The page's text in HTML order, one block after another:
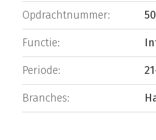
Opdrachtnummer:
Functie:
Periode:
Branches: